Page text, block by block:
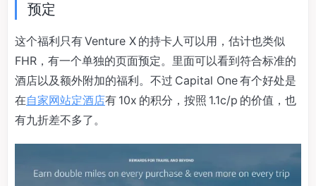
预定
这个福利只有 Venture X 的持卡人可以用，估计也类似
FHR，有一个单独的页面预定。里面可以看到符合标准的
酒店以及额外附加的福利。不过 Capital One 有个好处是
在自家网站定酒店有 10x 的积分，按照 1.1c/p 的价值，也
有九折差不多了。